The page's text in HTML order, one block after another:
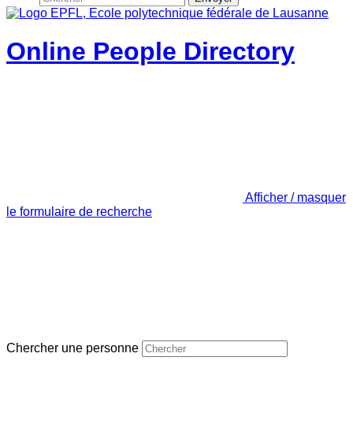
Online People Directory
Afficher / masquer
le formulaire de recherche
Chercher une personne